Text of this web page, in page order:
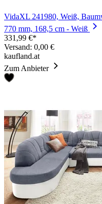
VidaXL 241980, Weiß,
770 mm, 168,5 cm - Weiß
331,99 €*
Versand: 0,00 €
kaufland.at
Zum Anbieter